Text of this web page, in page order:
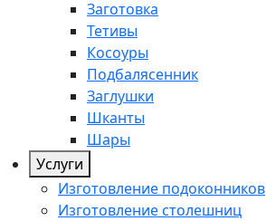
Заготовка
Тетивы
Косоуры
Подбалясенник
Заглушки
Шканты
Шары
Услуги
Изготовление подоконников
Изготовление столешниц